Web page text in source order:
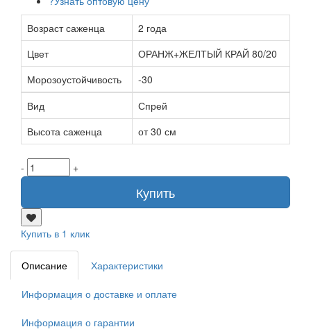
Возраст саженца
2 года
Цвет
ОРАНЖ+ЖЕЛТЫЙ КРАЙ 80/20
Морозоустойчивость
-30
Вид
Спрей
Высота саженца
от 30 см
- +
Купить
Купить в 1 клик
Описание Характеристики
Информация о доставке и оплате
Информация о гарантии